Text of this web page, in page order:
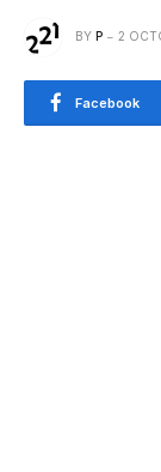
BY P 2
Facebook